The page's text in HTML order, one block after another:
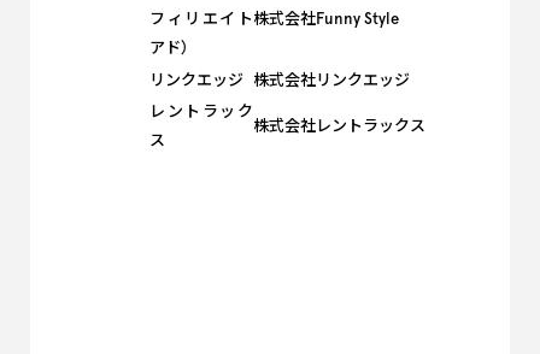
フィリエイト
アド）
株式会社Funny Style
リンクエッジ 株式会社リンクエッジ
レントラック
ス
株式会社レントラックス